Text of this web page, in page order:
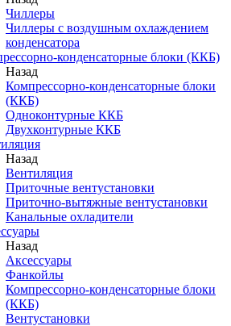
Чиллеры
Чиллеры с воздушным охлаждением
конденсатора
конденсаторные блоки (ККБ)
Назад
Компрессорно-конденсаторные блоки
(ККБ)
Одноконтурные ККБ
Двухконтурные ККБ
Назад
Вентиляция
Приточные вентустановки
Приточно-вытяжные вентустановки
Канальные охладители
Назад
Аксессуары
Фанкойлы
Компрессорно-конденсаторные блоки
(ККБ)
Вентустановки